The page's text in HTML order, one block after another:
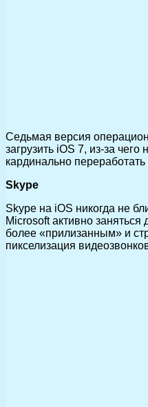
Седьмая версия
загрузить iOS 7, из-за
кардинально
Skype
Skype на iOS никогда не
Microsoft активно
более «прилизанным» и
пикселизация